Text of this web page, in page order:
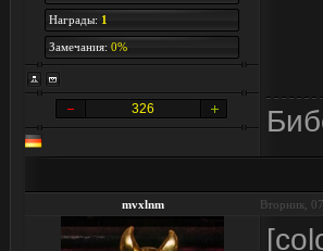
Награды: 1
Замечания: 0%
326
mvxlnm Вторник,